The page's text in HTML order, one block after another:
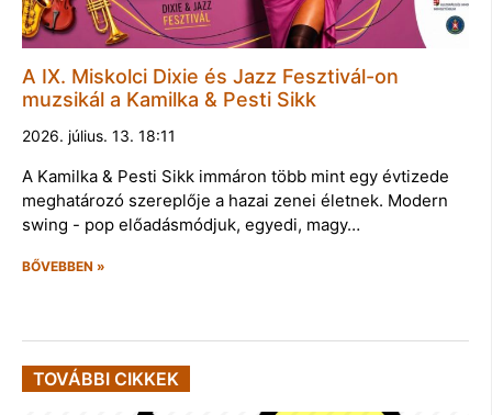
A IX. Miskolci Dixie és Jazz Fesztivál-on
muzsikál a Kamilka & Pesti Sikk
2026. július. 13. 18:11
A Kamilka & Pesti Sikk immáron több mint egy évtizede
meghatározó szereplője a hazai zenei életnek. Modern
swing - pop előadásmódjuk, egyedi, magy…
BŐVEBBEN »
TOVÁBBI CIKKEK